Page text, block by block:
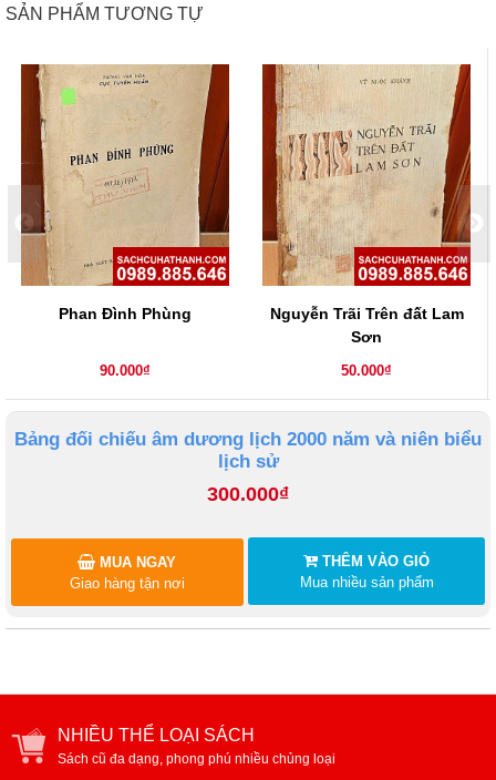
SẢN PHẨM TƯƠNG TỰ
Phan Đình Phùng
90.000₫
Nguyễn Trãi Trên đất Lam
Sơn
50.000₫
Bảng đối chiếu âm dương lịch 2000 năm và niên biểu
lịch sử
300.000₫
THÊM VÀO GIỎ
Mua nhiều sản phẩm
MUA NGAY
Giao hàng tận nơi
NHIỀU THỂ LOẠI SÁCH
Sách cũ đa dạng, phong phú nhiều chủng loại